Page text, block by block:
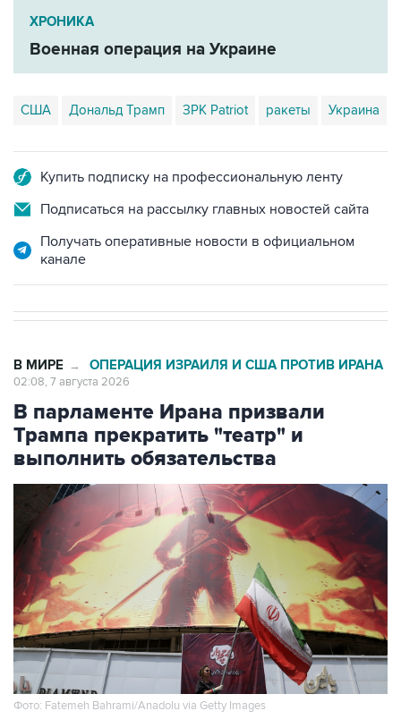
ХРОНИКА
Военная операция на Украине
США Дональд Трамп ЗРК Patriot ракеты Украина
Купить подписку на профессиональную ленту
Подписаться на рассылку главных новостей сайта
Получать оперативные новости в официальном
канале
В МИРЕ → ОПЕРАЦИЯ ИЗРАИЛЯ И США ПРОТИВ ИРАНА
02:08, 7 августа 2026
В парламенте Ирана призвали
Трампа прекратить "театр" и
выполнить обязательства
Фото: Fatemeh Bahrami/Anadolu via Getty Images